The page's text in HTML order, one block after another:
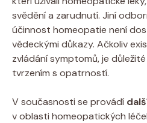
svědění ‌a zarudnutí. Jiní
účinnost homeopatie ⁤není
vědeckými důkazy. Ačkoliv
zvládání symptomů, je
tvrzením s opatrností.
V současnosti se provádí
v oblasti homeopatických⁣